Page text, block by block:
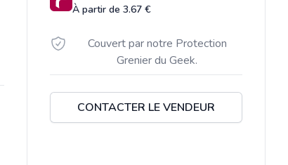
À partir de 3.67 €
Couvert par notre Protection
Grenier du Geek.
CONTACTER LE VENDEUR